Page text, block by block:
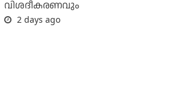
വിശദീകരണവും
2 days ago